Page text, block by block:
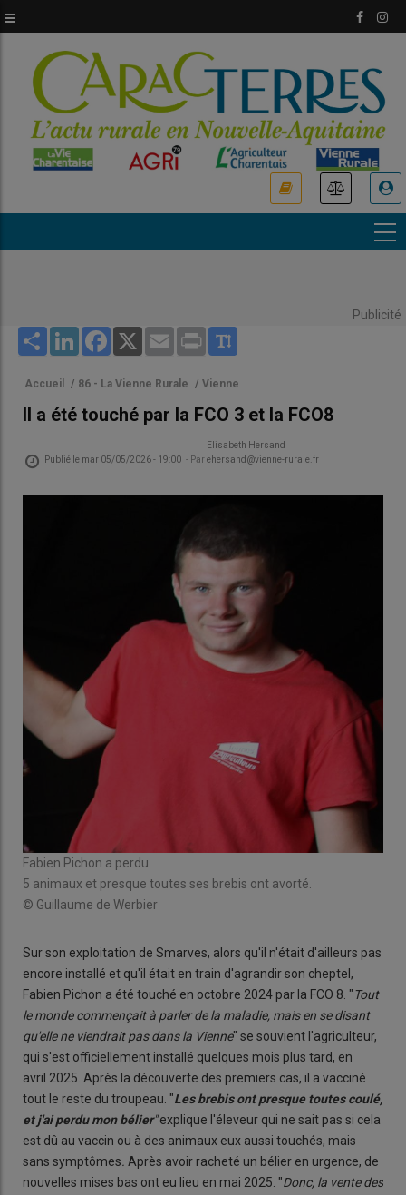
au
principal
Publicité
Share LinkedInFacebook
X Email Print
Accueil / 86 - La Vienne Rurale / Vienne
Il a été touché par la FCO 3 et la FCO8
Publié le mar 05/05/2026 - 19:00 - Par
Elisabeth Hersand
ehersand@vienne-rurale.fr
Fabien Pichon a perdu
5 animaux et presque toutes ses brebis ont avorté.
© Guillaume de Werbier
Sur son exploitation de Smarves, alors qu'il n'était d'ailleurs pas
encore installé et qu'il était en train d'agrandir son cheptel,
Fabien Pichon a été touché en octobre 2024 par la FCO 8. "Tout
le monde commençait à parler de la maladie, mais en se disant
qu'elle ne viendrait pas dans la Vienne" se souvient l'agriculteur,
qui s'est officiellement installé quelques mois plus tard, en
avril 2025. Après la découverte des premiers cas, il a vacciné
tout le reste du troupeau. "Les brebis ont presque toutes coulé,
et j'ai perdu mon bélier"explique l'éleveur qui ne sait pas si cela
est dû au vaccin ou à des animaux eux aussi touchés, mais
sans symptômes Après avoir racheté un bélier en urgence, de
nouvelles mises bas ont eu lieu en mai 2025. "Donc, la vente des